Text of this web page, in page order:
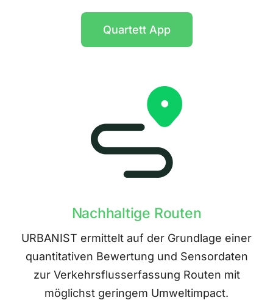
Quartett App
Nachhaltige Routen
URBANIST ermittelt auf der Grundlage einer
quantitativen Bewertung und Sensordaten
zur Verkehrsflusserfassung Routen mit
möglichst geringem Umweltimpact.